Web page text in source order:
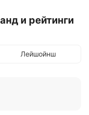
и рейтинги
Лейшойнш